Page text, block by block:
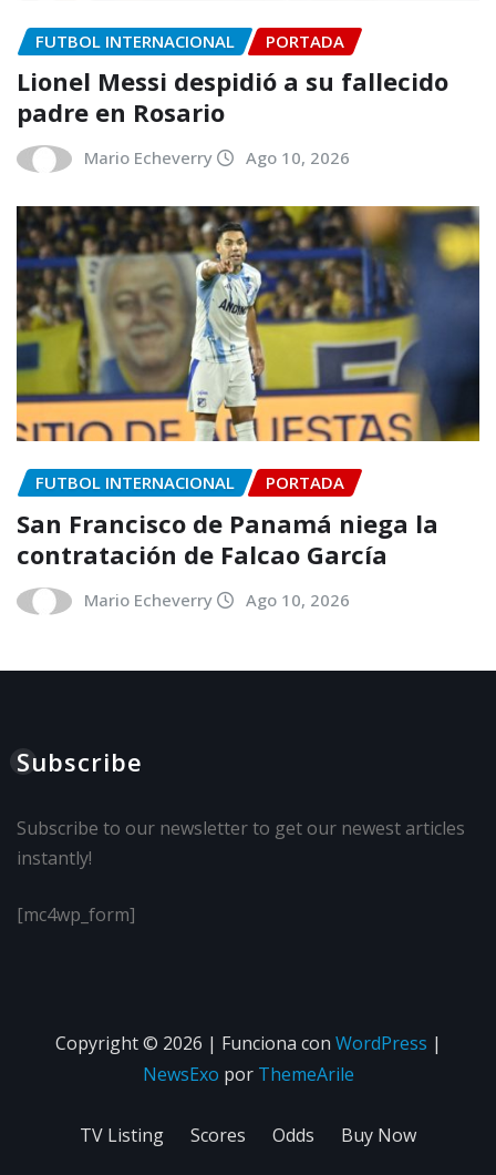
FUTBOL INTERNACIONAL PORTADA
Lionel Messi despidió a su fallecido
padre en Rosario
Mario Echeverry Ago 10, 2026
FUTBOL INTERNACIONAL PORTADA
San Francisco de Panamá niega la
contratación de Falcao García
Mario Echeverry Ago 10, 2026
Subscribe
Subscribe to our newsletter to get our newest articles
instantly!
[mc4wp_form]
Copyright © 2026 | Funciona con WordPress |
NewsExo por ThemeArile
TV Listing Scores Odds Buy Now